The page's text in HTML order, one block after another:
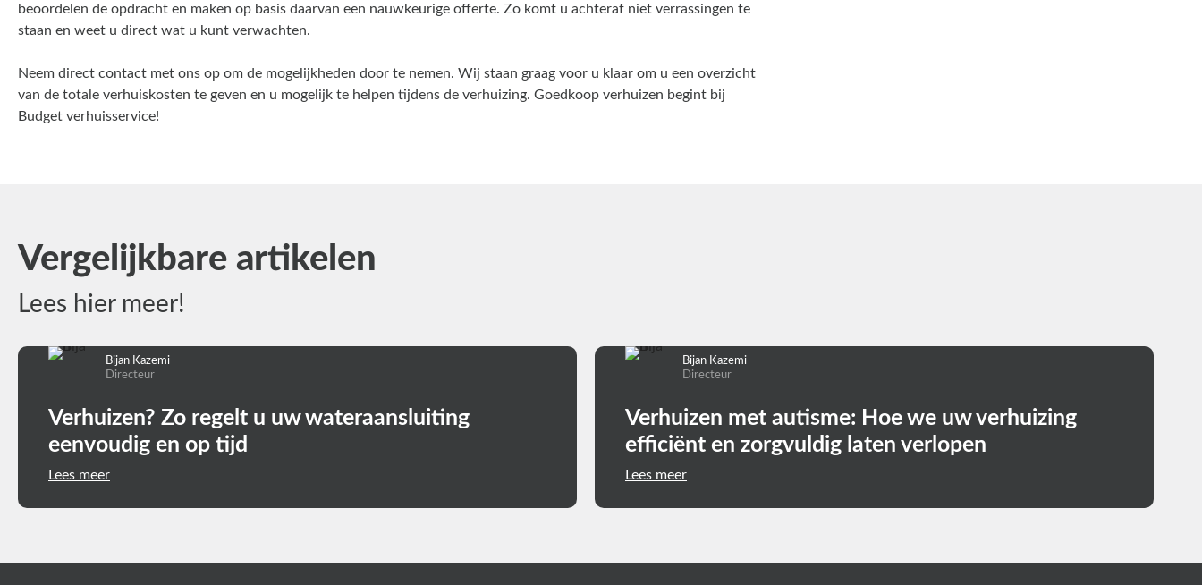
beoordelen de opdracht en maken op basis daarvan een nauwkeurige offerte. Zo komt u achteraf niet verrassingen te
staan en weet u direct wat u kunt verwachten.
Neem direct contact met ons op om de mogelijkheden door te nemen. Wij staan graag voor u klaar om u een overzicht
van de totale verhuiskosten te geven en u mogelijk te helpen tijdens de verhuizing. Goedkoop verhuizen begint bij
Budget verhuisservice!
Vergelijkbare artikelen
Lees hier meer!
Bijan Kazemi
Directeur
Verhuizen? Zo regelt u uw wateraansluiting
eenvoudig en op tijd
Lees meer
Bijan Kazemi
Directeur
Verhuizen met autisme: Hoe we uw verhuizing
efficiënt en zorgvuldig laten verlopen
Lees meer